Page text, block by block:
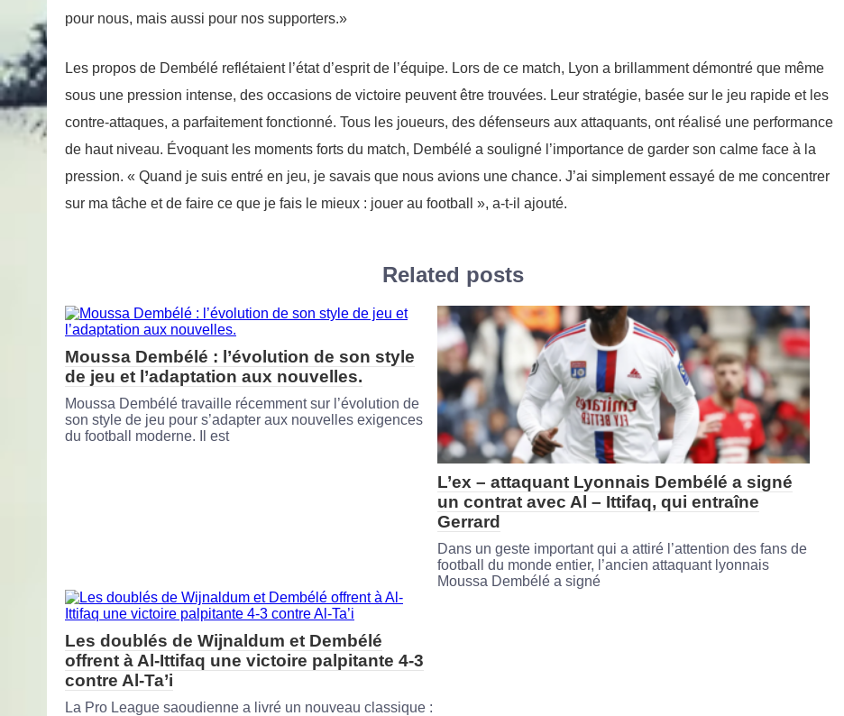
pour nous, mais aussi pour nos supporters.»
Les propos de Dembélé reflétaient l’état d’esprit de l’équipe. Lors de ce match, Lyon a brillamment démontré que même
sous une pression intense, des occasions de victoire peuvent être trouvées. Leur stratégie, basée sur le jeu rapide et les
contre-attaques, a parfaitement fonctionné. Tous les joueurs, des défenseurs aux attaquants, ont réalisé une performance
de haut niveau. Évoquant les moments forts du match, Dembélé a souligné l’importance de garder son calme face à la
pression. « Quand je suis entré en jeu, je savais que nous avions une chance. J’ai simplement essayé de me concentrer
sur ma tâche et de faire ce que je fais le mieux : jouer au football », a-t-il ajouté.
Related posts
Moussa Dembélé : l’évolution de son style
de jeu et l’adaptation aux nouvelles.
Moussa Dembélé travaille récemment sur l’évolution de
son style de jeu pour s’adapter aux nouvelles exigences
du football moderne. Il est
L’ex – attaquant Lyonnais Dembélé a signé
un contrat avec Al – Ittifaq, qui entraîne
Gerrard
Dans un geste important qui a attiré l’attention des fans de
football du monde entier, l’ancien attaquant lyonnais
Moussa Dembélé a signé
Les doublés de Wijnaldum et Dembélé
offrent à Al-Ittifaq une victoire palpitante 4-3
contre Al-Ta’i
La Pro League saoudienne a livré un nouveau classique :